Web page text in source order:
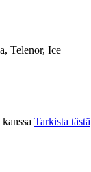
Telenor, Ice
Tarkista tästä